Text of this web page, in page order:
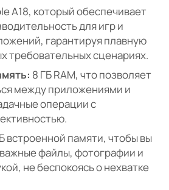
A18, который обеспечивает
для игр и
гарантируя плавную
требовательных сценариях.
8 ГБ RAM, что позволяет
между приложениями и
операции с
встроенной памяти, чтобы вы
файлы, фотографии и
не беспокоясь о нехватке